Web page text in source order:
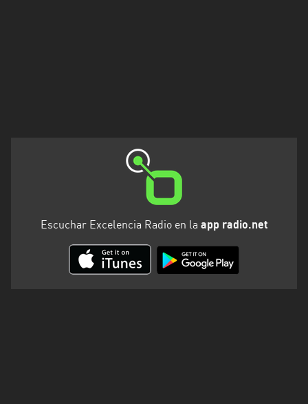
Escuchar Excelencia Radio en la app radio.net